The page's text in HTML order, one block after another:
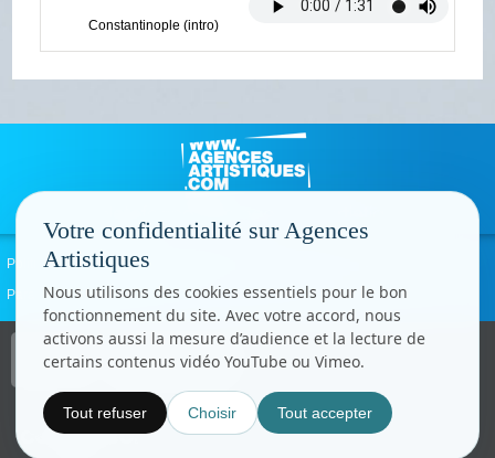
Constantinople (intro)
Politique de confidentialité
Paramètres cookies
Copyright © CC.Comunication
Tous droits réservés
Votre confidentialité sur Agences
Artistiques
Nous utilisons des cookies essentiels pour le bon
fonctionnement du site. Avec votre accord, nous
activons aussi la mesure d’audience et la lecture de
certains contenus vidéo YouTube ou Vimeo.
Tout refuser Choisir Tout accepter